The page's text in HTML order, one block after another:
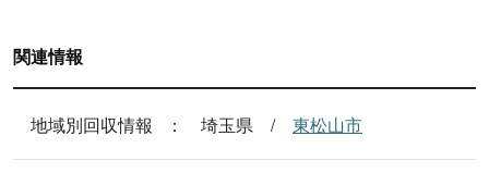
関連情報
地域別回収情報 埼玉県 東松山市